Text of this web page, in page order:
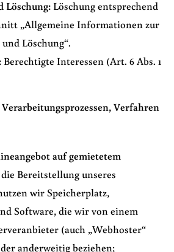
Löschung: Löschung entsprechend
„Allgemeine Informationen zur
Löschung“.
Berechtigte Interessen (Art. 6 Abs. 1
Verfahren
auf gemietetem
Bereitstellung unseres
wir Speicherplatz,
Software, die wir von einem
(auch „Webhoster“
anderweitig beziehen;